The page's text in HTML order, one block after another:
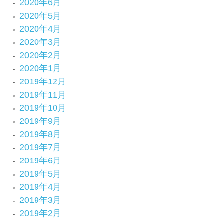
2020年6月
2020年5月
2020年4月
2020年3月
2020年2月
2020年1月
2019年12月
2019年11月
2019年10月
2019年9月
2019年8月
2019年7月
2019年6月
2019年5月
2019年4月
2019年3月
2019年2月